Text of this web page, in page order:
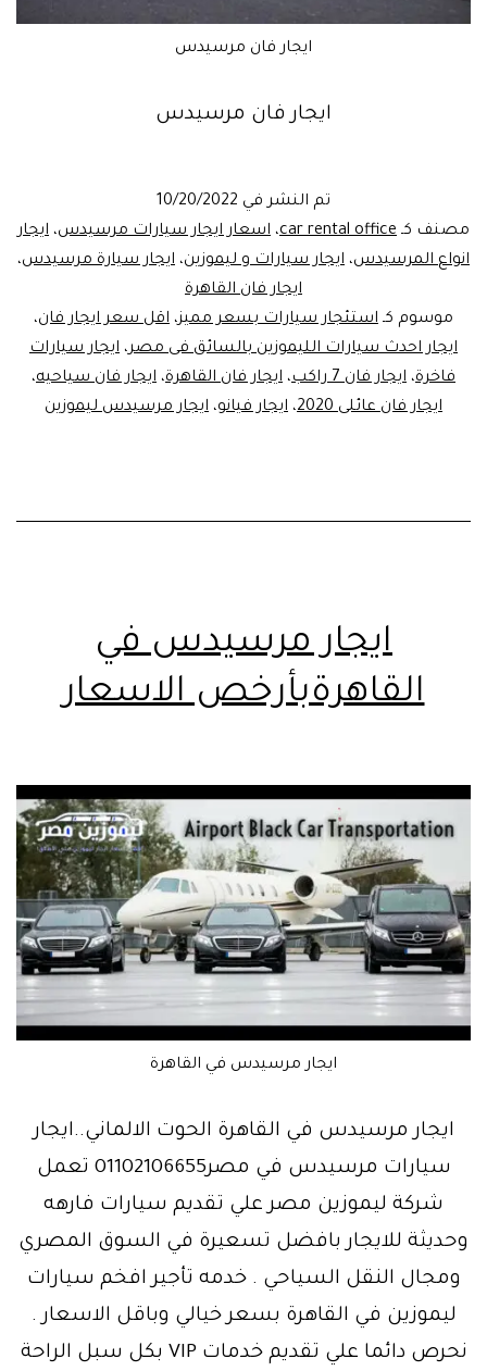
ايجار فان مرسيدس
ايجار فان مرسيدس
تم النشر في 10/20/2022
مصنف كـ car rental office، اسعار ايجار سيارات مرسيدس، ايجار
انواع المرسيدس، ايجار سيارات و ليموزين، ايجار سيارة مرسيدس،
ايجار فان القاهرة
موسوم كـ استئجار سيارات بسعر مميز، اقل سعر ايجار فان،
ايجار احدث سيارات الليموزين بالسائق فى مصر، ايجار سيارات
فاخرة، ايجار فان 7 راكب ، ايجار فان القاهرة، ايجار فان سياحيه،
ايجار فان عائلى 2020
، ايجار فيانو، ايجار مرسيدس ليموزين
ايجار مرسيدس في
القاهرةبأرخص الاسعار
ايجار مرسيدس في القاهرة
ايجار مرسيدس في القاهرة الحوت الالماني..ايجار
سيارات مرسيدس في مصر01102106655 تعمل
شركة ليموزين مصر علي تقديم سيارات فارهه
وحديثة للايجار بافضل تسعيرة في السوق المصري
ومجال النقل السياحي . خدمه تأجير افخم سيارات
ليموزين في القاهرة بسعر خيالي وباقل الاسعار .
نحرص دائما علي تقديم خدمات VIP بكل سبل الراحة